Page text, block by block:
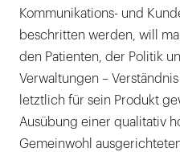
Kommunikations- und
beschritten werden, will
den Patienten, der Politik
Verwaltungen –
letztlich für sein Produkt
Ausübung einer qualitativ
Gemeinwohl